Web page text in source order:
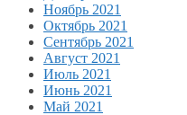
Ноябрь 2021
Октябрь 2021
Сентябрь 2021
Август 2021
Июль 2021
Июнь 2021
Май 2021